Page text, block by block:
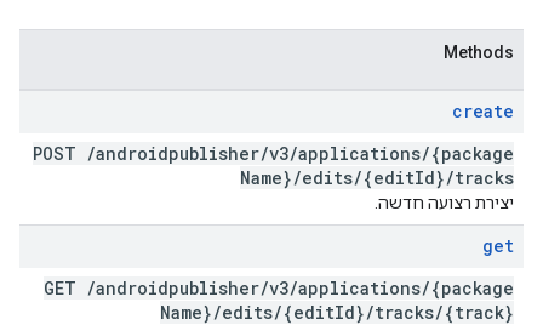
Methods
create
POST /androidpublisher/v3/applications/{package
Name}/edits/{editId}/tracks
יצירת רצועה חדשה.
get
GET /androidpublisher/v3/applications/{package
Name}/edits/{editId}/tracks/{track}